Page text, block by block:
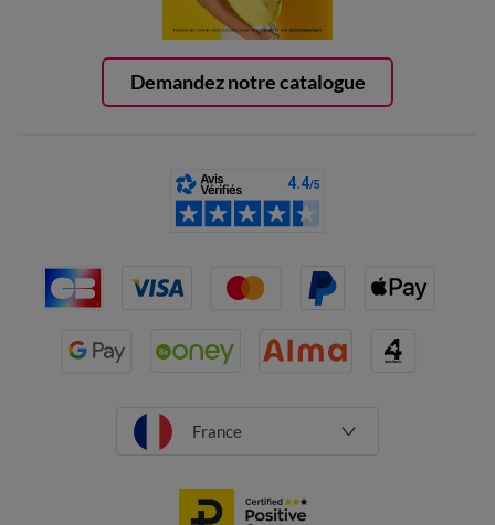
Demandez notre catalogue
France